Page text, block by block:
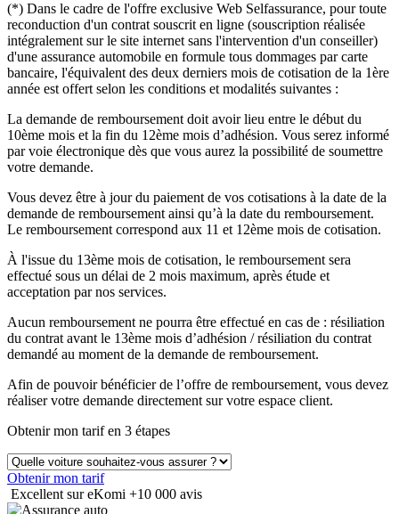
(*) Dans le cadre de l'offre exclusive Web Selfassurance, pour toute
reconduction d'un contrat souscrit en ligne (souscription réalisée
intégralement sur le site internet sans l'intervention d'un conseiller)
d'une assurance automobile en formule tous dommages par carte
bancaire, l'équivalent des deux derniers mois de cotisation de la 1ère
année est offert selon les conditions et modalités suivantes :
La demande de remboursement doit avoir lieu entre le début du
10ème mois et la fin du 12ème mois d’adhésion. Vous serez informé
par voie électronique dès que vous aurez la possibilité de soumettre
votre demande.
Vous devez être à jour du paiement de vos cotisations à la date de la
demande de remboursement ainsi qu’à la date du remboursement.
Le remboursement correspond aux 11 et 12ème mois de cotisation.
À l'issue du 13ème mois de cotisation, le remboursement sera
effectué sous un délai de 2 mois maximum, après étude et
acceptation par nos services.
Aucun remboursement ne pourra être effectué en cas de : résiliation
du contrat avant le 13ème mois d’adhésion / résiliation du contrat
demandé au moment de la demande de remboursement.
Afin de pouvoir bénéficier de l’offre de remboursement, vous devez
réaliser votre demande directement sur votre espace client.
Obtenir mon tarif en 3 étapes
Obtenir mon tarif
Excellent sur eKomi +10 000 avis